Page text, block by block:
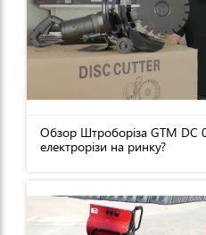
Обзор Штроборіза GTM DC
електрорізи на ринку?